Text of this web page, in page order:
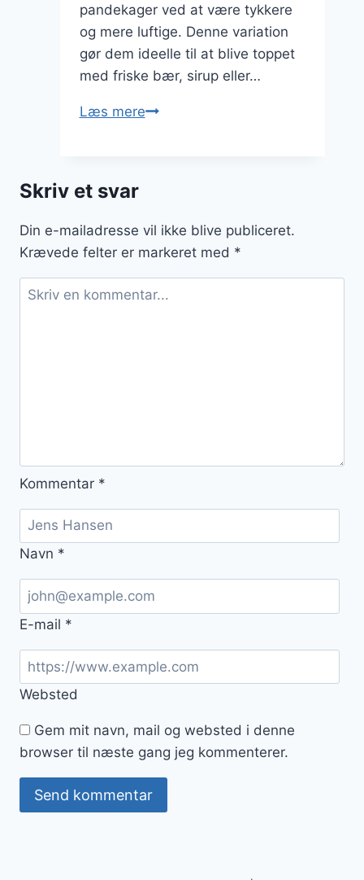
pandekager ved at være tykkere
og mere luftige. Denne variation
gør dem ideelle til at blive toppet
med friske bær, sirup eller…
Læs mereAmerikanske
Skriv et svar
Din e-mailadresse vil ikke blive publiceret.
Krævede felter er markeret med *
Kommentar *
Navn *
E-mail *
Websted
Gem mit navn, mail og websted i denne
browser til næste gang jeg kommenterer.